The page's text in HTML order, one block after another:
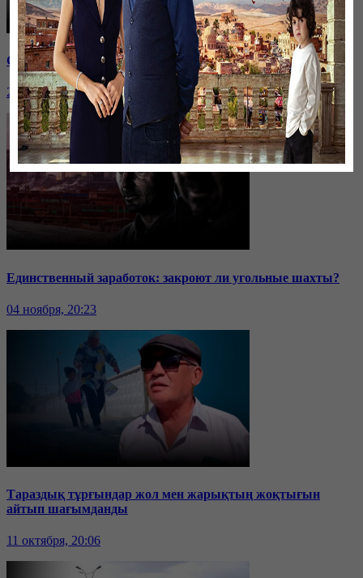
Саммит ОДКБ: под вопросом эффективность организации
24 ноября, 20:43
Единственный заработок: закроют ли угольные шахты?
04 ноября, 20:23
Тараздық тұрғындар жол мен жарықтың жоқтығын
айтып шағымданды
11 октября, 20:06